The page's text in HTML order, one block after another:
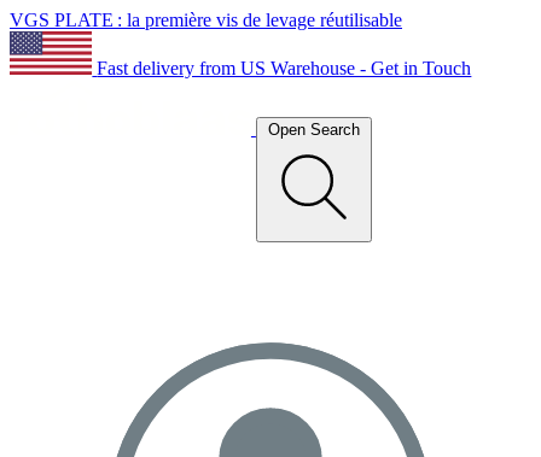
VGS PLATE : la première vis de levage réutilisable
Fast delivery from US Warehouse - Get in Touch
Open Search